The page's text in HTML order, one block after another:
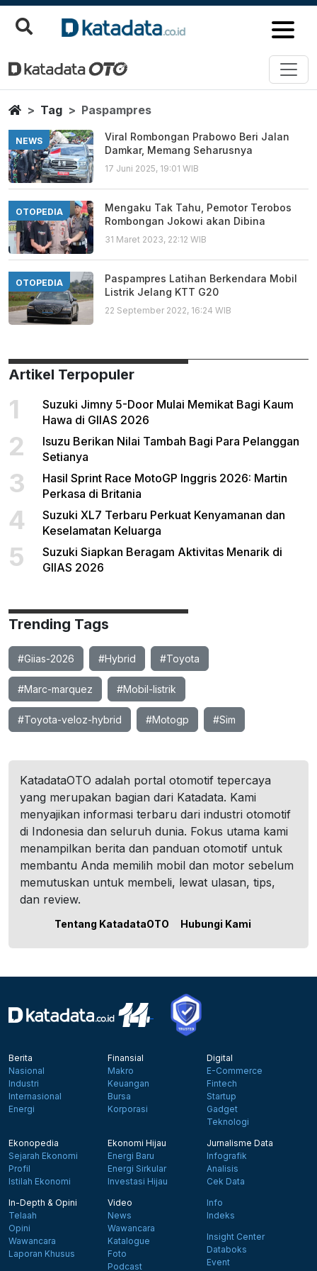
Paspampres
Berita Terbaru
HomeTag Paspampres
NEWS
Viral Rombongan Prabowo Beri Jalan
Damkar, Memang Seharusnya
17 Juni 2025, 19:01 WIB
OTOPEDIA
Mengaku Tak Tahu, Pemotor Terobos
Rombongan Jokowi akan Dibina
31 Maret 2023, 22:12 WIB
OTOPEDIA
Paspampres Latihan Berkendara Mobil
Listrik Jelang KTT G20
22 September 2022, 16:24 WIB
Artikel Terpopuler
1
Suzuki Jimny 5-Door Mulai Memikat Bagi Kaum
Hawa di GIIAS 2026
2
Isuzu Berikan Nilai Tambah Bagi Para Pelanggan
Setianya
3
Hasil Sprint Race MotoGP Inggris 2026: Martin
Perkasa di Britania
4
Suzuki XL7 Terbaru Perkuat Kenyamanan dan
Keselamatan Keluarga
5
Suzuki Siapkan Beragam Aktivitas Menarik di
GIIAS 2026
Trending Tags
#Giias-2026 #Hybrid #Toyota
#Marc-marquez #Mobil-listrik
#Toyota-veloz-hybrid #Motogp #Sim
KatadataOTO adalah portal otomotif tepercaya
yang merupakan bagian dari Katadata. Kami
menyajikan informasi terbaru dari industri otomotif
di Indonesia dan seluruh dunia. Fokus utama kami
menampilkan berita dan panduan otomotif untuk
membantu Anda memilih mobil dan motor sebelum
memutuskan untuk membeli, lewat ulasan, tips,
dan review.
Tentang KatadataOTO Hubungi Kami
Berita
Nasional
Industri
Internasional
Energi
Finansial
Makro
Keuangan
Bursa
Korporasi
Digital
E-Commerce
Fintech
Startup
Gadget
Teknologi
Ekonopedia
Sejarah Ekonomi
Profil
Istilah Ekonomi
Ekonomi Hijau
Energi Baru
Energi Sirkular
Investasi Hijau
Jurnalisme Data
Infografik
Analisis
Cek Data
In-Depth & Opini
Telaah
Opini
Wawancara
Laporan Khusus
Video
News
Wawancara
Katalogue
Foto
Podcast
Info
Indeks
Insight Center
Databoks
Event